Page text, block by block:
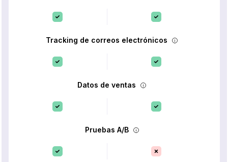
Tracking de correos electrónicos
Datos de ventas
Pruebas A/B